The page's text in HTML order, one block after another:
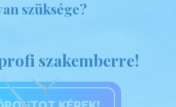
szüksége?
szakemberre!